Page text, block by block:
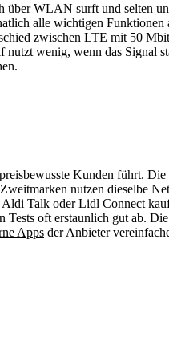
WLAN surft und selten
alle wichtigen Funktionen
zwischen LTE mit 50
wenig, wenn das Signal
Kunden führt.
nutzen dieselbe
Talk oder Lidl Connect
Tests oft erstaunlich gut ab.
Apps der Anbieter